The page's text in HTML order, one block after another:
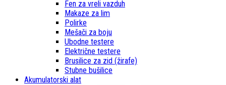
Fen za vreli vazduh
Makaze za lim
Polirke
Mešači za boju
Ubodne testere
Električne testere
Brusilice za zid (žirafe)
Stubne bušilice
Akumulatorski alat